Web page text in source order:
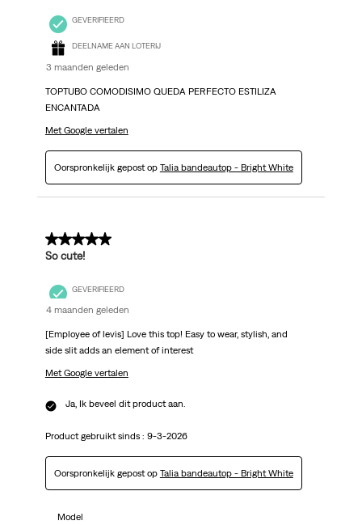
GEVERIFIEERD
DEELNAME AAN LOTERIJ
3 maanden geleden
TOPTUBO COMODISIMO QUEDA PERFECTO ESTILIZA
ENCANTADA
Met Google vertalen
Oorspronkelijk gepost op Talia bandeautop - Bright White
5 van 5 sterren.
So cute!
GEVERIFIEERD
4 maanden geleden
[Employee of levis] Love this top! Easy to wear, stylish, and
side slit adds an element of interest
Met Google vertalen
Ja, Ik beveel dit product aan.
Product gebruikt sinds : 9-3-2026
Oorspronkelijk gepost op Talia bandeautop - Bright White
Model